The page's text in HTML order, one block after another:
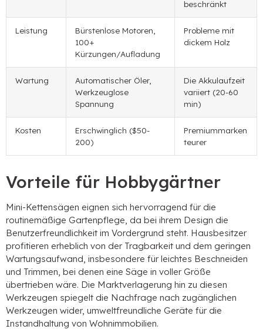
beschränkt
Leistung
Bürstenlose Motoren,
100+
Kürzungen/Aufladung
Probleme mit
dickem Holz
Wartung
Automatischer Öler,
Werkzeuglose
Spannung
Die Akkulaufzeit
variiert (20-60
min)
Kosten
Erschwinglich ($50-
200)
Premiummarken
teurer
Vorteile für Hobbygärtner
Mini-Kettensägen eignen sich hervorragend für die
routinemäßige Gartenpflege, da bei ihrem Design die
Benutzerfreundlichkeit im Vordergrund steht. Hausbesitzer
profitieren erheblich von der Tragbarkeit und dem geringen
Wartungsaufwand, insbesondere für leichtes Beschneiden
und Trimmen, bei denen eine Säge in voller Größe
übertrieben wäre. Die Marktverlagerung hin zu diesen
Werkzeugen spiegelt die Nachfrage nach zugänglichen
Werkzeugen wider, umweltfreundliche Geräte für die
Instandhaltung von Wohnimmobilien.